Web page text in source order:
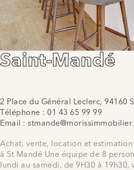
Saint-Mandé
2 Place du Général Leclerc, 94160
Téléphone : 01 43 65 99 99
Email :
Achat, vente, location et
à St Mandé Une équipe de 8
lundi au samedi, de 9H30 à